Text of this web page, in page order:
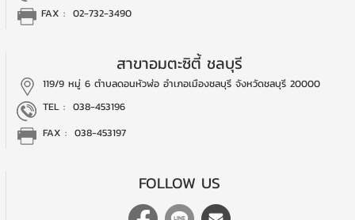
FAX : 02-732-3490
สาขาอมตะซิตี้ ชลบุรี
119/9 หมู่ 6 ตำบลดอนหัวฬ่อ อำเภอเมืองชลบุรี จังหวัดชลบุรี 20000
TEL : 038-453196
FAX : 038-453197
FOLLOW US